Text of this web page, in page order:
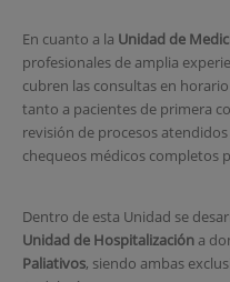
En cuanto a la Unidad de
profesionales de amplia
cubren las consultas en
tanto a pacientes de primera
revisión de procesos
chequeos médicos completos
Dentro de esta Unidad se
Unidad de Hospitalizacióna
Paliativos, siendo ambas